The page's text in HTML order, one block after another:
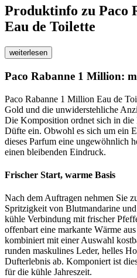
Produktinfo zu Paco
Eau de Toilette
weiterlesen
Paco Rabanne 1 Million:
Paco Rabanne 1 Million Eau de
Gold und die unwiderstehliche
Die Komposition ordnet sich in
Düfte ein. Obwohl es sich um ein
dieses Parfum eine ungewöhnlich
einen bleibenden Eindruck.
Frischer Start, warme Basis
Nach dem Auftragen nehmen Sie
Spritzigkeit von Blutmandarine
kühle Verbindung mit frischer
offenbart eine markante Wärme
kombiniert mit einer Auswahl
runden maskulines Leder, helles
Dufterlebnis ab. Komponiert ist
für die kühle Jahreszeit.